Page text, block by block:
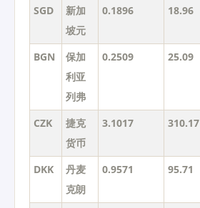
SGD
新加
坡元
0.1896 18.96
BGN
保加
利亚
列弗
0.2509 25.09
CZK
捷克
货币
3.1017 310.17
DKK
丹麦
克朗
0.9571 95.71